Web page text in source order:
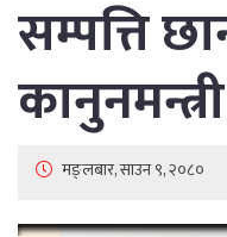
सम्पत्ति
मङ्लबार, साउन ९, २०८०